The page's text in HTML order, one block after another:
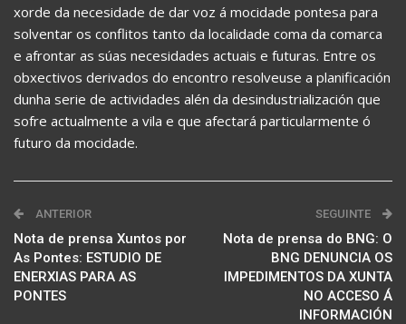
xorde da necesidade de dar voz á mocidade pontesa para
solventar os conflitos tanto da localidade coma da comarca
e afrontar as súas necesidades actuais e futuras. Entre os
obxectivos derivados do encontro resolveuse a planificación
dunha serie de actividades alén da desindustrialización que
sofre actualmente a vila e que afectará particularmente ó
futuro da mocidade.
ANTERIOR
Nota de prensa Xuntos por
As Pontes: ESTUDIO DE
ENERXIAS PARA AS
PONTES
SEGUINTE
Nota de prensa do BNG: O
BNG DENUNCIA OS
IMPEDIMENTOS DA XUNTA
NO ACCESO Á
INFORMACIÓN